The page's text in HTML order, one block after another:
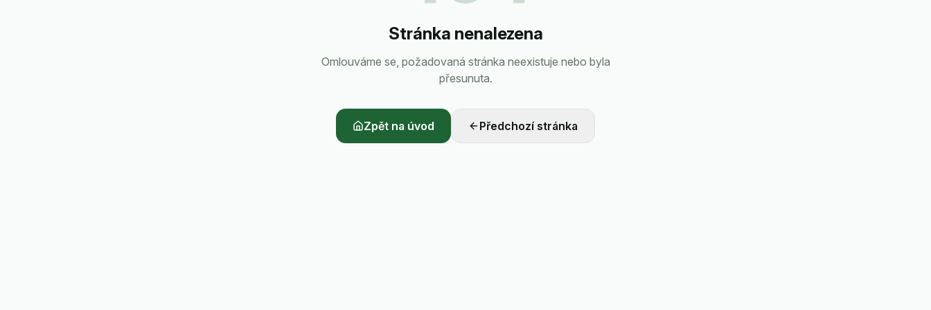
Stránka nenalezena
Omlouváme se, požadovaná stránka neexistuje nebo byla
přesunuta.
Zpět na úvod Předchozí stránka